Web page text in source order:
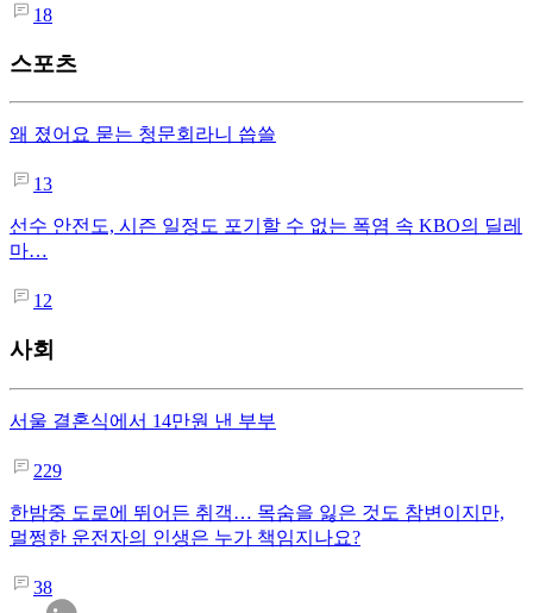
18
스포츠
왜 졌어요 묻는 청문회라니 씁쓸
13
선수 안전도, 시즌 일정도 포기할 수 없는 폭염 속 KBO의 딜레
마…
12
사회
서울 결혼식에서 14만원 낸 부부
229
한밤중 도로에 뛰어든 취객… 목숨을 잃은 것도 참변이지만,
멀쩡한 운전자의 인생은 누가 책임지나요?
38